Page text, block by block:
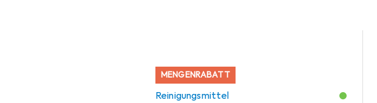
MENGENRABATT
Reinigungsmittel